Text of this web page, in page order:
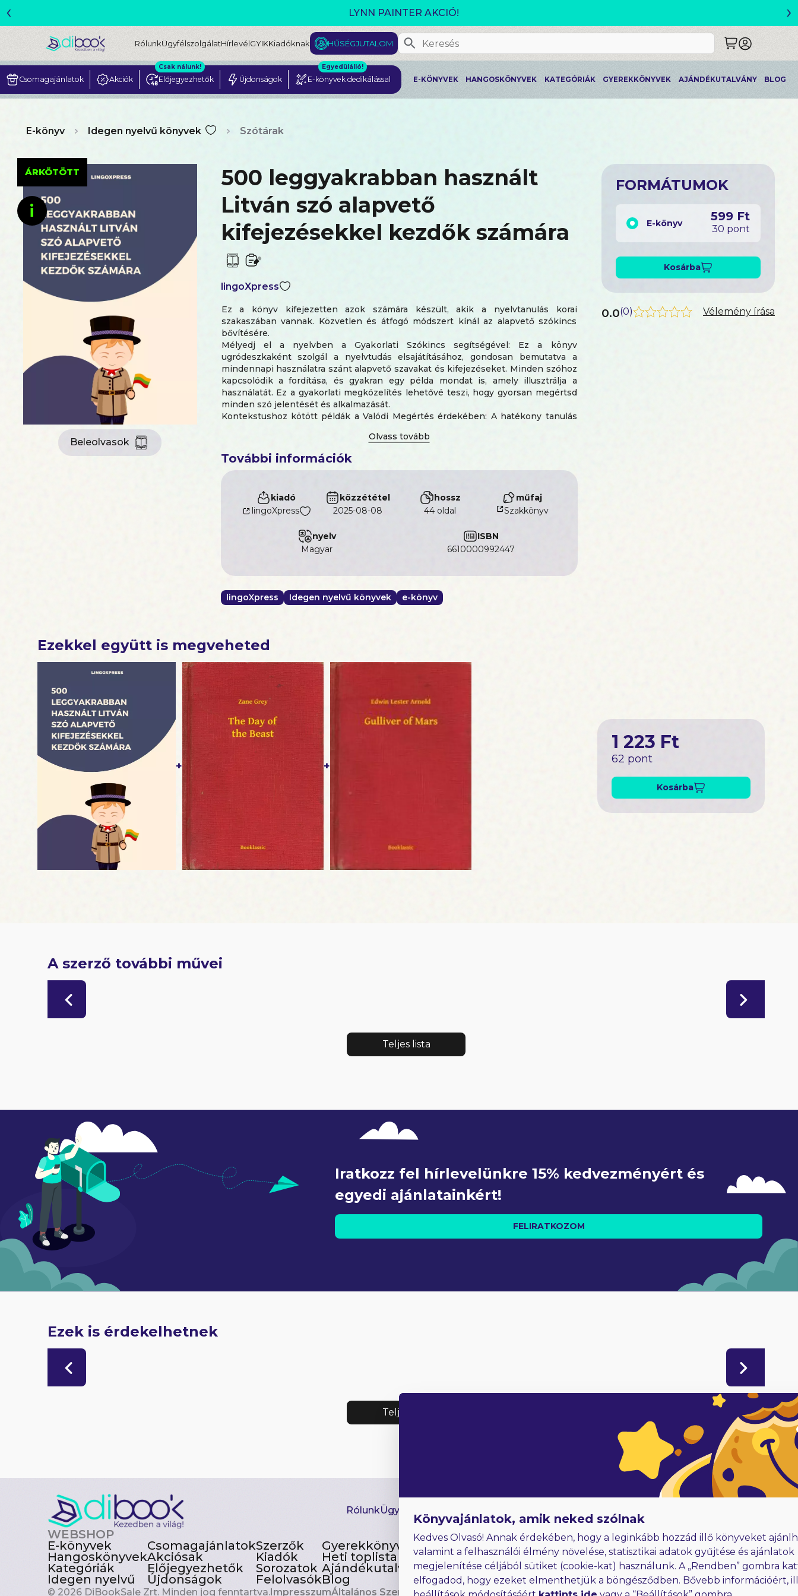
MEGJELENT! L. J. SHEN: LEGVADABB ÁLMAIMBAN SZERETLEK
‹ ›
RólunkÜgyfélszolgálatHírlevélGYIKKiadóknak HŰSÉGJUTALOM
Csomagajánlatok Akciók Előjegyezhetők
Csak nálunk!
Újdonságok E-könyvek dedikálással
Egyedülálló!
E-KÖNYVEK HANGOSKÖNYVEK KATEGÓRIÁK GYEREKKÖNYVEK AJÁNDÉKUTALVÁNY BLOG
E-könyv Idegen nyelvű könyvek Szótárak
ÁRKÖTÖTT
i
Beleolvasok
500 leggyakrabban használt
Litván szó alapvető
kifejezésekkel kezdők számára
lingoXpress
Ez a könyv kifejezetten azok számára készült, akik a nyelvtanulás korai
szakaszában vannak. Közvetlen és átfogó módszert kínál az alapvető szókincs
bővítésére.
Mélyedj el a nyelvben a Gyakorlati Szókincs segítségével: Ez a könyv
ugródeszkaként szolgál a nyelvtudás elsajátításához, gondosan bemutatva a
mindennapi használatra szánt alapvető szavakat és kifejezéseket. Minden szóhoz
kapcsolódik a fordítása, és gyakran egy példa mondat is, amely illusztrálja a
használatát. Ez a gyakorlati megközelítés lehetővé teszi, hogy gyorsan megértsd
minden szó jelentését és alkalmazását.
Kontekstushoz kötött példák a Valódi Megértés érdekében: A hatékony tanulás
bemutatják annak használatát a mindennapi helyzetekben. Ez nemcsak a szónak
a jelentését erősíti meg, hanem segít megérteni, hogyan használják azt valódi
beszélgetésekben.
Tudtad?
céljaidtól függ. Míg 300-600 szó elegendő lehet az utazáshoz, legalább 1 000 szóra
van szükség egy beszélgetéshez. Azonban a megfelelő szavak ismerete
hogy nagyszerű kezdetet nyújtsunk!
Akár kezdő vagy, akár szeretnéd felfrissíteni a tudásodat, ez a könyv
Kezdd el az utadat a folyékony beszéd felé még ma ezzel a gyakorlati és vonzó
További információk
kiadó
lingoXpress
közzététel
2025-08-08
hossz
44 oldal
műfaj
Szakkönyv
nyelv
magyar
ISBN
6610000992447
lingoXpress Idegen nyelvű könyvek e-könyv
FORMÁTUMOK
E-könyv 599 Ft
30 pont
Kosárba
0.0(0) Vélemény írása
Ezekkel együtt is megveheted
+ +
1 223 Ft
62 pont
Kosárba
A szerző további művei
Teljes lista
Iratkozz fel hírlevelünkre 15% kedvezményért és
egyedi ajánlatainkért!
FELIRATKOZOM
Ezek is érdekelhetnek
Teljes lista
RólunkÜgyfélszolgálat
WEBSHOP
E-könyvek
Hangoskönyvek
Kategóriák
Idegen nyelvű
Csomagajánlatok
Akciósak
Előjegyezhetők
Újdonságok
Szerzők
Kiadók
Sorozatok
Felolvasók
Gyerekkönyvek
Heti toplista
Ajándékutalvány
Blog
© 2026 DiBookSale Zrt. Minden jog fenntartva. ImpresszumÁltalános Szerződési Feltételek
Könyvajánlatok, amik neked szólnak
Kedves Olvasó! Annak érdekében, hogy a leginkább hozzád illő könyveket
valamint a felhasználói élmény növelése, statisztikai adatok gyűjtése és ajánlatok
megjelenítése céljából sütiket (cookie-kat) használunk. A „Rendben” gombra
elfogadod, hogy ezeket elmenthetjük a böngésződben. Bővebb információért,